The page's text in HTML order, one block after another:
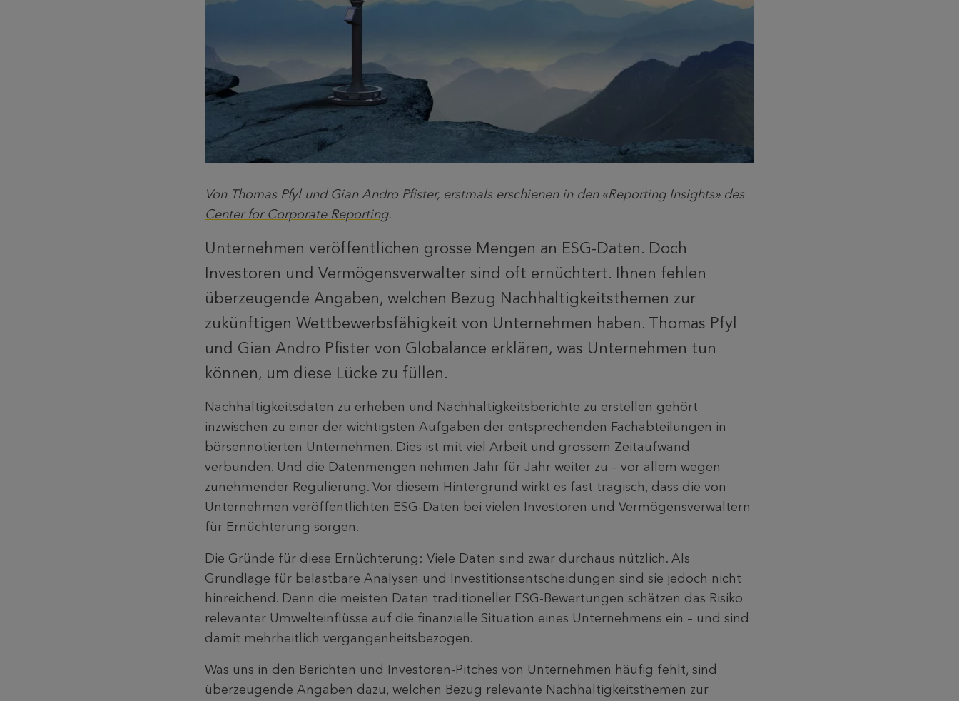
Von Thomas Pfyl und Gian Andro Pfister, erstmals erschienen in den «Reporting Insights» des
Center for Corporate Reporting.
Unternehmen veröffentlichen grosse Mengen an ESG-Daten. Doch
Investoren und Vermögensverwalter sind oft ernüchtert. Ihnen fehlen
überzeugende Angaben, welchen Bezug Nachhaltigkeitsthemen zur
zukünftigen Wettbewerbsfähigkeit von Unternehmen haben. Thomas Pfyl
und Gian Andro Pfister von Globalance erklären, was Unternehmen tun
können, um diese Lücke zu füllen.
Nachhaltigkeitsdaten zu erheben und Nachhaltigkeitsberichte zu erstellen gehört
inzwischen zu einer der wichtigsten Aufgaben der entsprechenden Fachabteilungen in
börsennotierten Unternehmen. Dies ist mit viel Arbeit und grossem Zeitaufwand
verbunden. Und die Datenmengen nehmen Jahr für Jahr weiter zu – vor allem wegen
zunehmender Regulierung. Vor diesem Hintergrund wirkt es fast tragisch, dass die von
Unternehmen veröffentlichten ESG-Daten bei vielen Investoren und Vermögensverwaltern
für Ernüchterung sorgen.
Die Gründe für diese Ernüchterung: Viele Daten sind zwar durchaus nützlich. Als
Grundlage für belastbare Analysen und Investitionsentscheidungen sind sie jedoch nicht
hinreichend. Denn die meisten Daten traditioneller ESG-Bewertungen schätzen das Risiko
relevanter Umwelteinflüsse auf die finanzielle Situation eines Unternehmens ein – und sind
damit mehrheitlich vergangenheitsbezogen.
Was uns in den Berichten und Investoren-Pitches von Unternehmen häufig fehlt, sind
überzeugende Angaben dazu, welchen Bezug relevante Nachhaltigkeitsthemen zur